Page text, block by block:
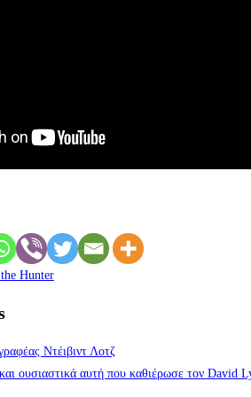
Hunter
Ντέιβιντ Λοτζ
ουσιαστικά αυτή που καθιέρωσε τον David